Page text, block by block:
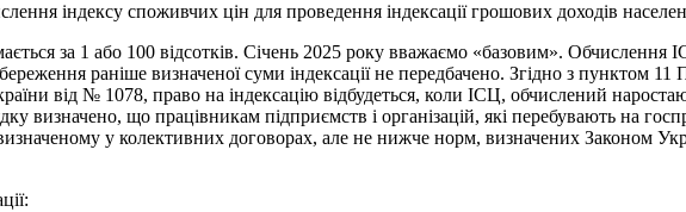
індексу споживчих цін для проведення індексації грошових доходів
за 1 або 100 відсотків. Січень 2025 року вважаємо «базовим». Обчислення
раніше визначеної суми індексації не передбачено. Згідно з пунктом 11
від № 1078, право на індексацію відбудеться, коли ІСЦ, обчислений
визначено, що працівникам підприємств і організацій, які перебувають на
визначеному у колективних договорах, але не нижче норм, визначених Законом